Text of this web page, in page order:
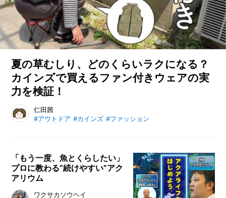
な
い？
イ
ヤ
ー
が
教
え
る
「ち
ょ
う
個」
の
見
つ
夏の草むしり、どのくらいラクになる？
カインズで買えるファン付きウェアの実
力を検証！
夏の草むしりはどのくらいラクになる？ カインズで販売してい
るファン付きウェアを実際に購入し、30度超えの日に試してみ
仁田茜
#アウトドア #カインズ #ファッション
「もう一度、魚とくらしたい」
プロに教わる“続けやすい”アク
アリウム
ベランダでのビオトープ経験を経
ワクサカソウヘイ